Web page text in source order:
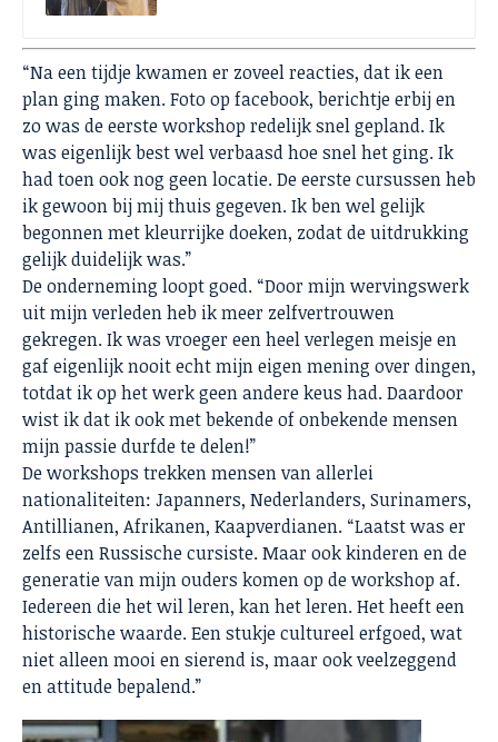
“Na een tijdje kwamen er zoveel reacties, dat ik een
plan ging maken. Foto op facebook, berichtje erbij en
zo was de eerste workshop redelijk snel gepland. Ik
was eigenlijk best wel verbaasd hoe snel het ging. Ik
had toen ook nog geen locatie. De eerste cursussen heb
ik gewoon bij mij thuis gegeven. Ik ben wel gelijk
begonnen met kleurrijke doeken, zodat de uitdrukking
gelijk duidelijk was.”
De onderneming loopt goed. “Door mijn wervingswerk
uit mijn verleden heb ik meer zelfvertrouwen
gekregen. Ik was vroeger een heel verlegen meisje en
gaf eigenlijk nooit echt mijn eigen mening over dingen,
totdat ik op het werk geen andere keus had. Daardoor
wist ik dat ik ook met bekende of onbekende mensen
mijn passie durfde te delen!”
De workshops trekken mensen van allerlei
nationaliteiten: Japanners, Nederlanders, Surinamers,
Antillianen, Afrikanen, Kaapverdianen. “Laatst was er
zelfs een Russische cursiste. Maar ook kinderen en de
generatie van mijn ouders komen op de workshop af.
Iedereen die het wil leren, kan het leren. Het heeft een
historische waarde. Een stukje cultureel erfgoed, wat
niet alleen mooi en sierend is, maar ook veelzeggend
en attitude bepalend.”